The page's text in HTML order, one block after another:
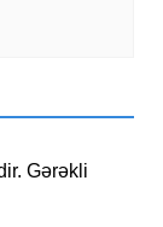
Gərəkli